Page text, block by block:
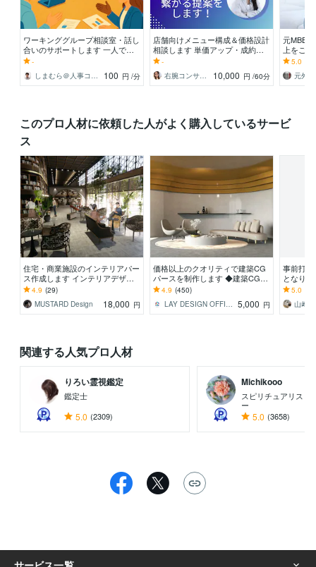
ワーキンググループ相談室・話し
合いのサポートします 一人で抱
え込む前に寄り添い会議の悩みを
-
しまむら＠人事コンサルタント
100 円 /分
店舗向けメニュー構成＆価格設計
相談します 単価アップ・成約率
改善に繋がる提案をします！
-
右腕コンサル！売れる事業プロデューサー
10,000 円 /60分
元MBB
上をご
タント
します
5.0
このプロ人材に依頼した人がよく購入しているサービ
ス
住宅・商業施設のインテリアパー
ス作成します インテリアデザイ
ナーによる3Dパース作成
4.9 (29)
MUSTARD Design
18,000 円
価格以上のクオリティで建築CG
パースを制作します ◆建築CGパ
ースをご検討の建築会社、施主
様、オーナー向け
4.9 (450)
LAY DESIGN OFFICE 5,000 円
事前打
となり
チャッ
5.0
山﨑
関連する人気プロ人材
りろい霊視鑑定
鑑定士
5.0 (2309)
Michikooo
スピリチュアリスト/
ー
5.0 (3658)